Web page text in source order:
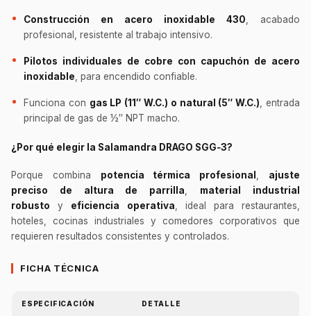
Construcción en acero inoxidable 430, acabado
profesional, resistente al trabajo intensivo.
Pilotos individuales de cobre con capuchón de acero
inoxidable, para encendido confiable.
Funciona con gas LP (11″ W.C.) o natural (5″ W.C.), entrada
principal de gas de ½″ NPT macho.
¿Por qué elegir la Salamandra DRAGO SGG‑3?
Porque combina potencia térmica profesional , ajuste
preciso de altura de parrilla, material industrial
robusto y eficiencia operativa, ideal para restaurantes,
hoteles, cocinas industriales y comedores corporativos que
requieren resultados consistentes y controlados.
FICHA TÉCNICA
ESPECIFICACIÓN DETALLE